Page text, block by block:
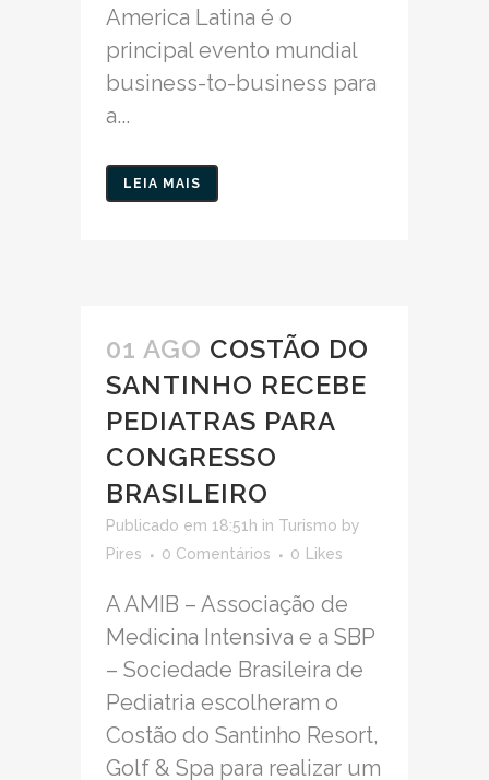
America Latina é o
principal evento mundial
business-to-business para
a...
LEIA MAIS
01 AGO COSTÃO DO
SANTINHO RECEBE
PEDIATRAS PARA
CONGRESSO
BRASILEIRO
Publicado em 18:51h in Turismo by
Pires
0 Comentários 0 Likes
A AMIB – Associação de
Medicina Intensiva e a SBP
– Sociedade Brasileira de
Pediatria escolheram o
Costão do Santinho Resort,
Golf & Spa para realizar um